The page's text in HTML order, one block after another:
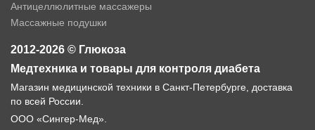
Антицеллюлитные массажеры
Массажные подушки
2012-2026 © Глюкоза
Медтехника и товары для контроля диабета
Магазин медицинской техники в Санкт-Петербурге, доставка
по всей России.
ООО «Сингер-Мед».